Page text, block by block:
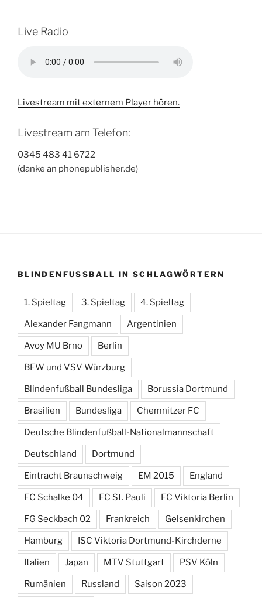
Live Radio
Livestream mit externem Player hören.
Livestream am Telefon:
0345 483 41 6722
(danke an phonepublisher.de)
BLINDENFUSSBALL IN SCHLAGWÖRTERN
1. Spieltag 3. Spieltag 4. Spieltag
Alexander Fangmann Argentinien
Avoy MU Brno Berlin
BFW und VSV Würzburg
Blindenfußball Bundesliga Borussia Dortmund
Brasilien Bundesliga Chemnitzer FC
Deutsche Blindenfußball-Nationalmannschaft
Deutschland Dortmund
Eintracht Braunschweig EM 2015 England
FC Schalke 04 FC St. Pauli FC Viktoria Berlin
FG Seckbach 02 Frankreich Gelsenkirchen
Hamburg ISC Viktoria Dortmund-Kirchderne
Italien Japan MTV Stuttgart PSV Köln
Rumänien Russland Saison 2023